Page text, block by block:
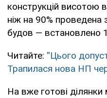
конструкцій висотою
ніж на 90% проведена
будов — встановлено
Читайте: ''Цього
Трапилася нова НП
На вже готові